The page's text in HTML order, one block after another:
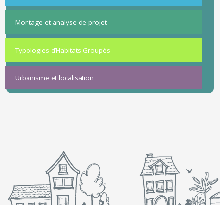
Montage et analyse de projet
Typologies d’Habitats Groupés
Urbanisme et localisation